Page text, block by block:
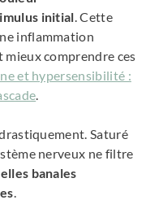
initial. Cette
inflammation
comprendre ces
et hypersensibilité :
.
Saturé
nerveux ne filtre
banales
.